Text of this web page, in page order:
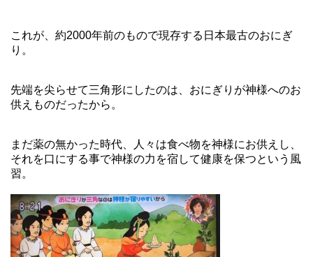
これが、約2000年前のもので現存する日本最古のおにぎ
り。
先端を尖らせて三角形にしたのは、おにぎりが神様へのお
供えものだったから。
まだ薬の無かった時代、人々は食べ物を神様にお供えし、
それを口にする事で神様の力を宿して健康を保つという風
習。